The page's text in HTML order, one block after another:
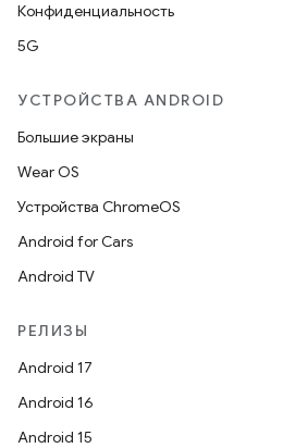
Конфиденциальность
5G
УСТРОЙСТВА ANDROID
Большие экраны
Wear OS
Устройства ChromeOS
Android for Cars
Android TV
РЕЛИЗЫ
Android 17
Android 16
Android 15